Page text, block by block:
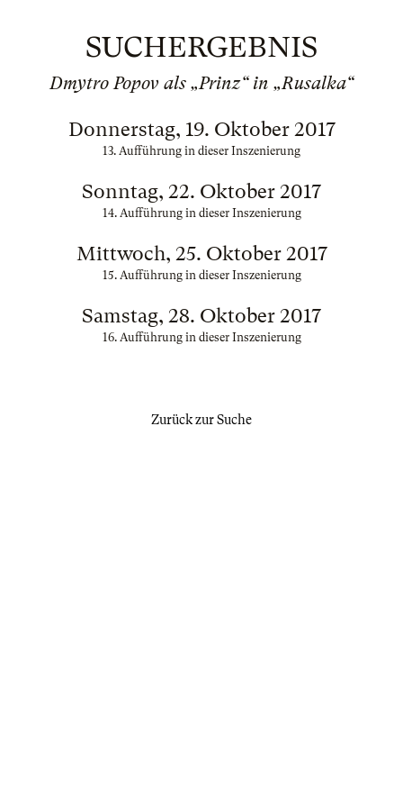
SUCHERGEBNIS
Dmytro Popov als „Prinz“ in „Rusalka“
Donnerstag, 19. Oktober 2017
13. Aufführung in dieser Inszenierung
Sonntag, 22. Oktober 2017
14. Aufführung in dieser Inszenierung
Mittwoch, 25. Oktober 2017
15. Aufführung in dieser Inszenierung
Samstag, 28. Oktober 2017
16. Aufführung in dieser Inszenierung
Zurück zur Suche